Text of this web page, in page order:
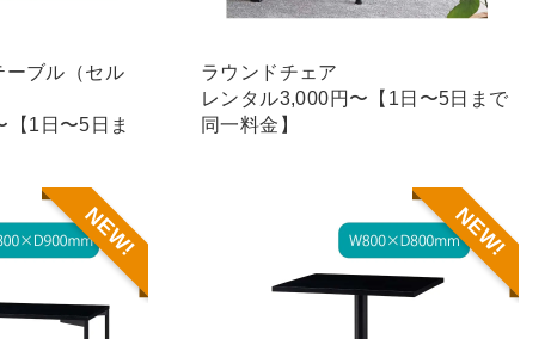
ーブル（セル
【1日〜5日ま
ラウンドチェア
レンタル3,000円〜【1日〜5日まで
同一料金】
NEW! NEW!